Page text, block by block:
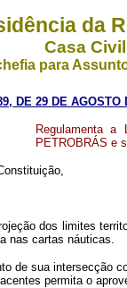
da
Casa Civil
para
DE 29 DE AGOSTO
Regulamenta
PETROBRÁS e
dos limites
nas cartas náuticas.
sua
permita o